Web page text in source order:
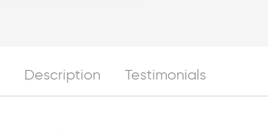
Description Testimonials